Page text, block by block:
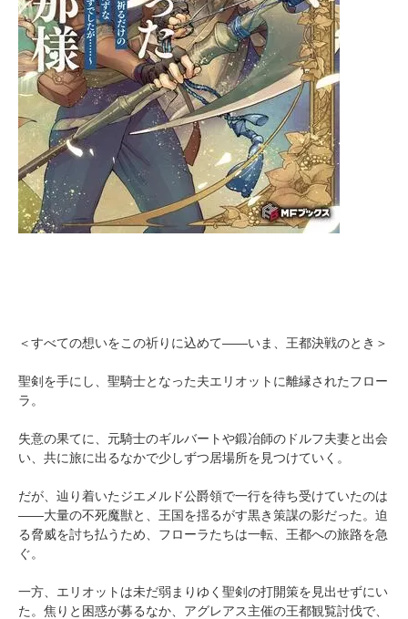
＜すべての想いをこの祈りに込めて――いま、王都決戦のとき＞
聖剣を手にし、聖騎士となった夫エリオットに離縁されたフロー
ラ。
失意の果てに、元騎士のギルバートや鍛冶師のドルフ夫妻と出会
い、共に旅に出るなかで少しずつ居場所を見つけていく。
だが、辿り着いたジエメルド公爵領で一行を待ち受けていたのは
――大量の不死魔獣と、王国を揺るがす黒き策謀の影だった。迫
る脅威を討ち払うため、フローラたちは一転、王都への旅路を急
ぐ。
一方、エリオットは未だ弱まりゆく聖剣の打開策を見出せずにい
た。焦りと困惑が募るなか、アグレアス主催の王都観覧討伐で、